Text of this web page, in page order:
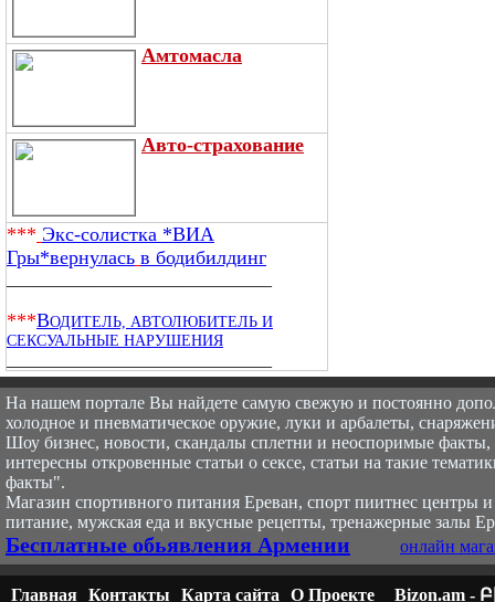
Амтомасла
Авто-страхование
*** Экс-солистка *ВИА
Гры*вернулась в бодибилдинг
***ВОДИТЕЛЬ, АВТОЛЮБИТЕЛЬ И
СЕКСУАЛЬНЫЕ НАРУШЕНИЯ
На нашем портале Вы найдете самую свежую и постоянно
холодное и пневматическое оружие, луки и арбалеты,
Шоу бизнес, новости, скандалы сплетни и неоспоримые факты,
интересны откровенные статьи о сексе, статьи на такие
факты".
Магазин спортивного питания Ереван, спорт пиитнес центры
питание, мужская еда и вкусные рецепты, тренажерные залы
Бесплатные обьявления Армении онлайн
Главная Контакты Карта сайта О Проекте Bizon.am -